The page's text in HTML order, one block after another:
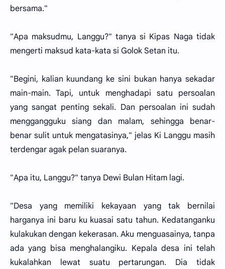
bersama."
"Apa maksudmu, Langgu?" tanya si Kipas Naga tidak
mengerti maksud kata-kata si Golok Setan itu.
"Begini, kalian kuundang ke sini bukan hanya sekadar
main-main. Tapi, untuk menghadapi satu persoalan
yang sangat penting sekali. Dan persoalan ini sudah
menggangguku siang dan malam, sehingga benar-
benar sulit untuk mengatasinya," jelas Ki Langgu masih
terdengar agak pelan suaranya.
"Apa itu, Langgu?" tanya Dewi Bulan Hitam lagi.
"Desa yang memiliki kekayaan yang tak bernilai
harganya ini baru ku kuasai satu tahun. Kedatanganku
kulakukan dengan kekerasan. Aku menguasainya, tanpa
ada yang bisa menghalangiku. Kepala desa ini telah
kukalahkan lewat suatu pertarungan. Dia tidak